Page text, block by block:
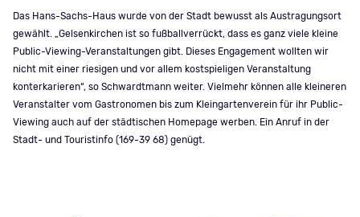
Das Hans-Sachs-Haus wurde von der Stadt bewusst als Austragungsort
gewählt. „Gelsenkirchen ist so fußballverrückt, dass es ganz viele kleine
Public-Viewing-Veranstaltungen gibt. Dieses Engagement wollten wir
nicht mit einer riesigen und vor allem kostspieligen Veranstaltung
konterkarieren“, so Schwardtmann weiter. Vielmehr können alle kleineren
Veranstalter vom Gastronomen bis zum Kleingartenverein für ihr Public-
Viewing auch auf der städtischen Homepage werben. Ein Anruf in der
Stadt- und Touristinfo (169-39 68) genügt.